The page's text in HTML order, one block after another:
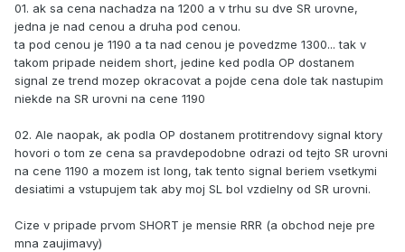
01. ak sa cena nachadza na 1200 a v trhu su dve SR urovne,
jedna je nad cenou a druha pod cenou.
ta pod cenou je 1190 a ta nad cenou je povedzme 1300... tak v
takom pripade neidem short, jedine ked podla OP dostanem
signal ze trend mozep okracovat a pojde cena dole tak nastupim
niekde na SR urovni na cene 1190
02. Ale naopak, ak podla OP dostanem protitrendovy signal ktory
hovori o tom ze cena sa pravdepodobne odrazi od tejto SR urovni
na cene 1190 a mozem ist long, tak tento signal beriem vsetkymi
desiatimi a vstupujem tak aby moj SL bol vzdielny od SR urovni.
Cize v pripade prvom SHORT je mensie RRR (a obchod neje pre
mna zaujimavy)